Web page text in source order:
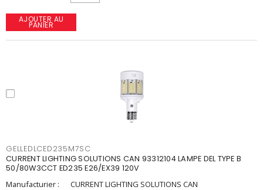
AJOUTER AU
PANIER
GELLEDLCED235M7SC
CURRENT LIGHTING SOLUTIONS CAN 93312104 LAMPE DEL TYPE B
50/80W3CCT ED235 E26/EX39 120V
Manufacturier :
CURRENT LIGHTING SOLUTIONS CAN